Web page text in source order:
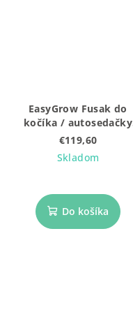
EasyGrow Fusak do
kočíka / autosedačky
Ferd Mini Green Forest
€119,60
Skladom
Do košíka